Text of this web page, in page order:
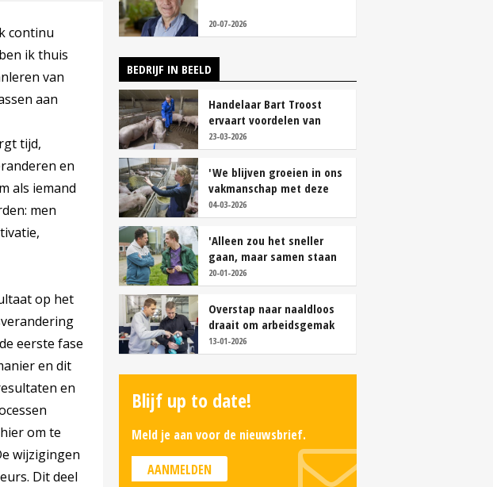
continu
ik thuis
van
aan
tijd,
en
als iemand
men
op het
eerste fase
en dit
en
om te
wijzigingen
Dit deel
20-07-2026
BEDRIJF IN BEELD
Handelaar Bart Troost
ervaart voordelen van
coöperatieve voerfusie
23-03-2026
'We blijven groeien in ons
vakmanschap met deze
teamaanpak'
04-03-2026
'Alleen zou het sneller
gaan, maar samen staan
we stukken sterker'
20-01-2026
Overstap naar naaldloos
draait om arbeidsgemak
en diervriendelijkheid
13-01-2026
Blijf up to date!
Meld je aan voor de nieuwsbrief.
AANMELDEN